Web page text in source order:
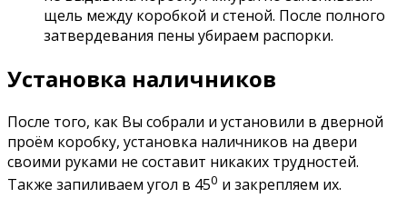
щель между коробкой и стеной. После полного
затвердевания пены убираем распорки.
Установка наличников
После того, как Вы собрали и установили в дверной
проём коробку, установка наличников на двери
своими руками не составит никаких трудностей.
Также запиливаем угол в 450 и закрепляем их.